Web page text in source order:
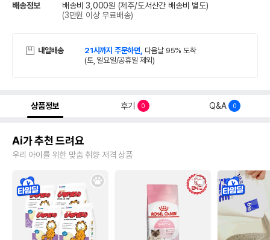
배송정보 배송비 3,000원 (제주/도서산간 배송비 별도)
(3만원 이상 무료배송)
내일배송 21시까지 주문하면, 다음날 95% 도착
(토, 일요일/공휴일 제외)
상품정보 후기 0 Q&A 0
Ai가 추천 드려요
우리 아이를 위한 맞춤 취향 저격 상품